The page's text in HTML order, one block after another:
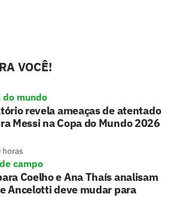
VOCÊ!
do mundo
revela ameaças de atentado
Messi na Copa do Mundo 2026
horas
campo
Coelho e Ana Thaís analisam
Ancelotti deve mudar para